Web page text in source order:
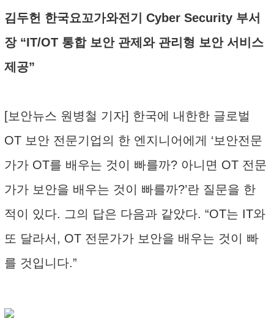
김두헌 한국요꼬가와전기 Cyber Security 부서
장 “IT/OT 통합 보안 관제와 관리형 보안 서비스
제공”
[보안뉴스 원병철 기자] 한국에 내한한 글로벌
OT 보안 전문기업의 한 엔지니어에게 ‘보안전문
가가 OT를 배우는 것이 빠를까? 아니면 OT 전문
가가 보안을 배우는 것이 빠를까?’란 질문을 한
적이 있다. 그의 답은 다음과 같았다. “OT는 IT와
또 달라서, OT 전문가가 보안을 배우는 것이 빠
를 것입니다.”